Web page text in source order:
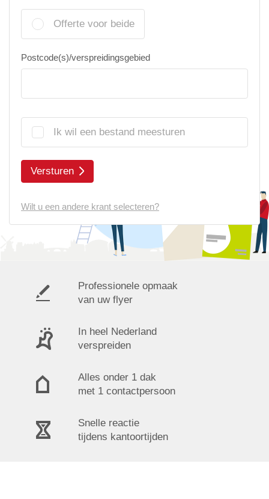
Offerte voor beide
Postcode(s)/verspreidingsgebied
Ik wil een bestand meesturen
Versturen
Wilt u een andere krant selecteren?
Professionele opmaak
van uw flyer
In heel Nederland
verspreiden
Alles onder 1 dak
met 1 contactpersoon
Snelle reactie
tijdens kantoortijden